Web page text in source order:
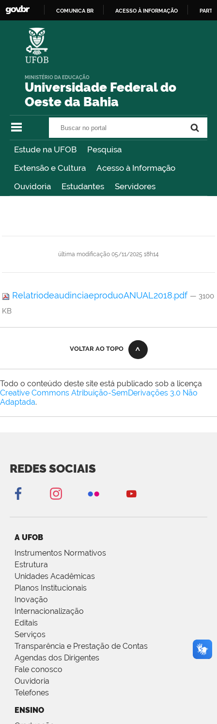
COMUNICA BR ACESSO À INFORMAÇÃO
Universidade Federal do
Oeste da Bahia
MINISTÉRIO DA EDUCAÇÃO
Estude na UFOB
Pesquisa
Extensão e Cultura
Acesso à Informação
Ouvidoria
Estudantes Servidores
última modificação 05/11/2025 18h14
RelatriodeaudinciaeproduoANUAL2018.pdf — 3100
KB
VOLTAR AO TOPO
Todo o conteúdo deste site está publicado sob a licença
Creative Commons Atribuição-SemDerivações 3.0 Não
Adaptada.
REDES SOCIAIS
A UFOB
Instrumentos Normativos
Estrutura
Unidades Acadêmicas
Planos Institucionais
Inovação
Internacionalização
Editais
Serviços
Transparência e Prestação de Contas
Agendas dos Dirigentes
Fale conosco
Ouvidoria
Telefones
ENSINO